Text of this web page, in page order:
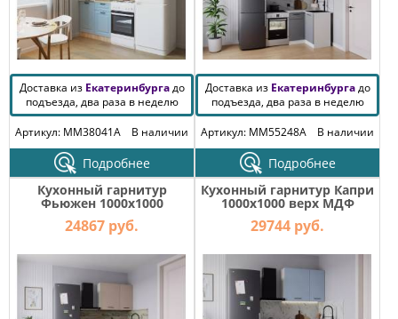
Доставка из Екатеринбургадо
подъезда, два раза в неделю
Артикул: MM38041A
В наличии
Подробнее
Доставка из Екатеринбургадо
подъезда, два раза в неделю
Артикул: MM55248A
В наличии
Подробнее
Кухонный гарнитур
Фьюжен 1000х1000
24867 руб.
Кухонный гарнитур Капри
1000х1000 верх МДФ
29744 руб.
МАТРАСЫ
МЕБЕЛЬ
ДЛЯ
ВАННОЙ
МЕБЕЛЬ-
ТРАНСФОРМЕР
РАЗНАЯ
МЕБЕЛЬ
КОМОДЫ
ЖУРНАЛЬНЫЕ
СТОЛЫ
ТУАЛЕТНЫЕ
СТОЛИКИ